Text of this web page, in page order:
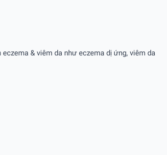
& viêm da như eczema dị ứng, viêm da